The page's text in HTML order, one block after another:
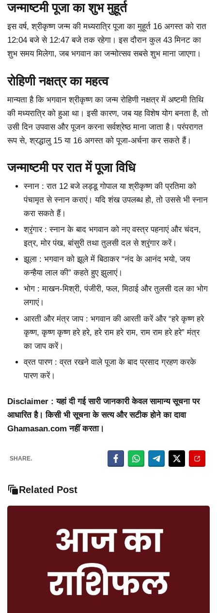
जन्माष्टमी पूजा का शुभ मुहूर्त
इस वर्ष, श्रीकृष्ण जन्म की मध्यरात्रि पूजा का मुहूर्त 16 अगस्त को रात
12:04 बजे से 12:47 बजे तक रहेगा। इस दौरान कुल 43 मिनट का
शुभ समय मिलेगा, जब भगवान का जन्मोत्सव सबसे शुभ माना जाएगा।
रोहिणी नक्षत्र का महत्व
मान्यता है कि भगवान श्रीकृष्ण का जन्म रोहिणी नक्षत्र में अष्टमी तिथि
की मध्यरात्रि को हुआ था। इसी कारण, जब यह विशेष योग बनता है, तो
उसी दिन उपवास और पूजन करना सर्वश्रेष्ठ माना जाता है। परंपरागत
रूप से, श्रद्धालु 15 या 16 अगस्त को पूजा-अर्चना कर सकते हैं।
जन्माष्टमी पर रात में पूजा विधि
स्नान : रात 12 बजे लड्डू गोपाल या श्रीकृष्ण की प्रतिमा को
पंचामृत से स्नान कराएं। यदि शंख उपलब्ध हो, तो उससे भी स्नान
करा सकते हैं।
श्रृंगार : स्नान के बाद भगवान को नए वस्त्र पहनाएं और चंदन,
इत्र, मोर पंख, बांसुरी तथा तुलसी दल से श्रृंगार करें।
झूला : भगवान को झूले में बिठाकर “नंद के आनंद भयो, जय
कन्हैया लाल की” कहते हुए झुलाएं।
भोग : माखन-मिश्री, पंजीरी, फल, मिठाई और तुलसी दल का भोग
लगाएं।
आरती और मंत्र जाप : भगवान की आरती करें और “हरे कृष्ण हरे
कृष्ण, कृष्ण कृष्ण हरे हरे, हरे राम हरे राम, राम राम हरे हरे” मंत्र
का जाप करें।
व्रत पारण : व्रत रखने वाले पूजा के बाद प्रसाद ग्रहण करके
पारण करें।
Disclaimer : यहां दी गई सारी जानकारी केवल सामान्य सूचना पर
आधारित है। किसी भी सूचना के सत्य और सटीक होने का दावा
Ghamasan.com नहीं करता।
SHARE.
Related Post